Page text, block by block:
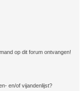
op dit forum ontvangen!
en/of vijandenlijst?